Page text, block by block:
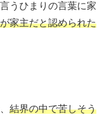
うひまりの言葉に家
家主だと認められた
結界の中で苦しそう